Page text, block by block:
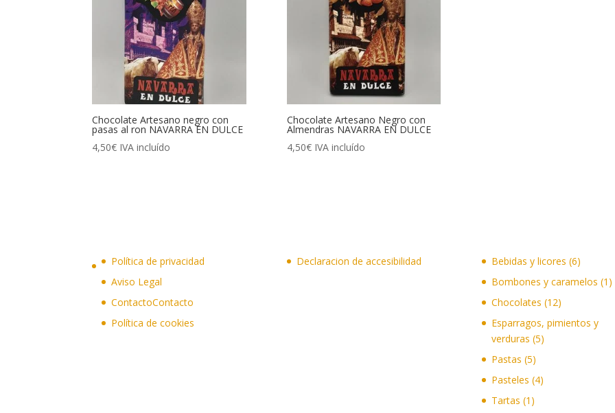
Chocolate Artesano negro con
pasas al ron NAVARRA EN DULCE
4,50€ IVA incluído
Chocolate Artesano Negro con
Almendras NAVARRA EN DULCE
4,50€ IVA incluído
Política de privacidad
Aviso Legal
ContactoContacto
Política de cookies
Declaracion de accesibilidad Bebidas y licores 66
productos
Bombones y caramelos 1 1
Chocolates 1212
productos
Esparragos, pimientos y
verduras 55
Pastas 55
productos
Pasteles 44
Tartas 1 1